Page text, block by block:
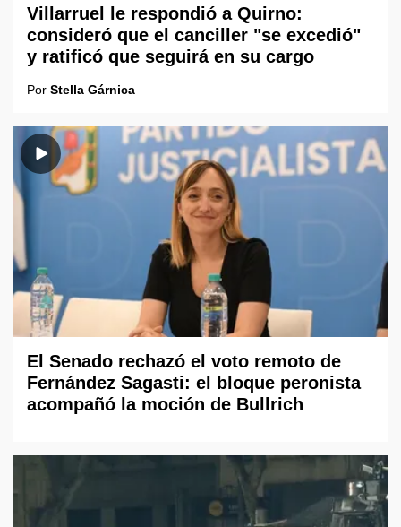
Villarruel le respondió a Quirno:
consideró que el canciller "se excedió"
y ratificó que seguirá en su cargo
Por Stella Gárnica
El Senado rechazó el voto remoto de
Fernández Sagasti: el bloque peronista
acompañó la moción de Bullrich